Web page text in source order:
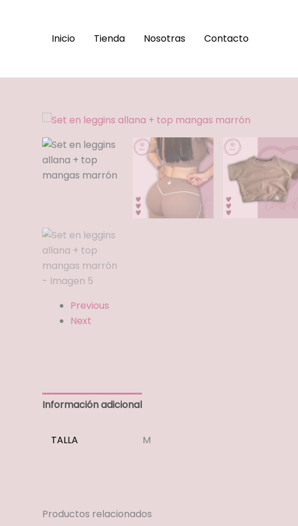
Inicio Tienda Nosotras Contacto
Previous
Next
Información adicional
TALLA M
Productos relacionados